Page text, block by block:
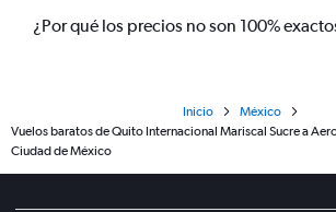
¿Por qué los precios no son 100%
Inicio
México
Vuelos baratos de Quito Internacional Mariscal Sucre a
Ciudad de México